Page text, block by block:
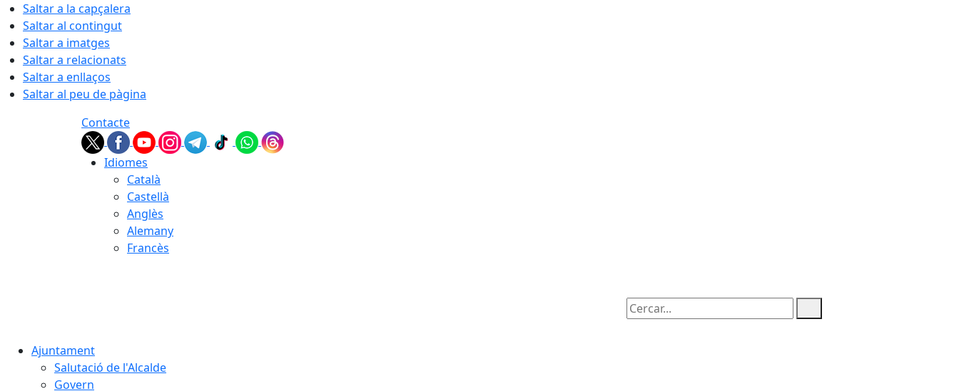
Saltar a la capçalera
Saltar al contingut
Saltar a imatges
Saltar a relacionats
Saltar a enllaços
Saltar al peu de pàgina
Contacte
Idiomes
Català
Castellà
Anglès
Alemany
Francès
Cercar:
Ajuntament
Salutació de l'Alcalde
Govern